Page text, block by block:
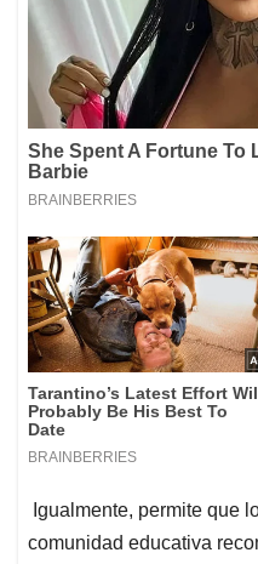
Igualmente, permite que
comunidad educativa